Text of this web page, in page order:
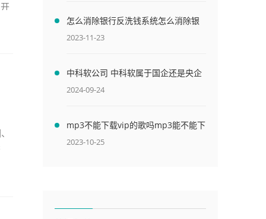
怎么消除银行反洗钱系统怎么消除银
行反洗钱系统异常
2023-11-23
中科软公司 中科软属于国企还是央企
2024-09-24
mp3不能下载vip的歌吗mp3能不能下
载vip歌曲
2023-10-25